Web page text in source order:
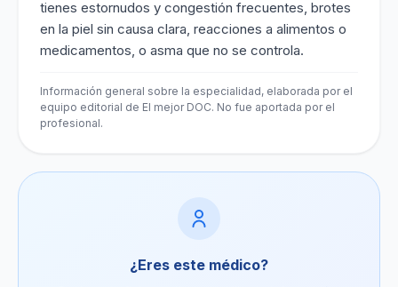
tienes estornudos y congestión frecuentes, brotes
en la piel sin causa clara, reacciones a alimentos o
medicamentos, o asma que no se controla.
Información general sobre la especialidad, elaborada por el
equipo editorial de El mejor DOC. No fue aportada por el
profesional.
¿Eres este médico?